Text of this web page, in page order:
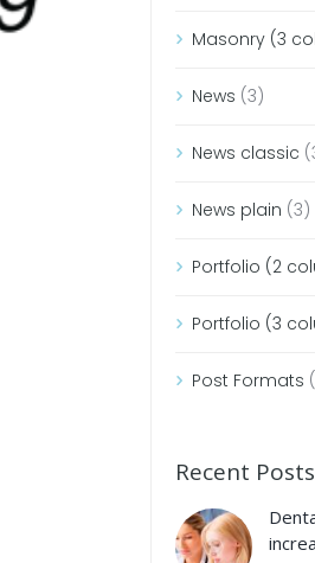
Masonry (3
News (3)
News classic
News plain (3)
Portfolio (2
Portfolio (3
Post Formats
Recent Posts